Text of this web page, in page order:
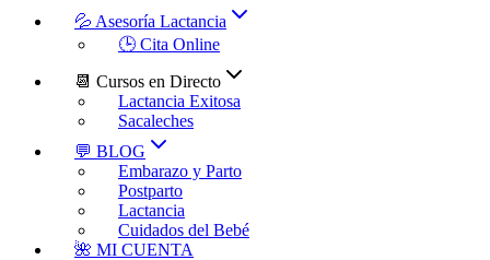
💦 Asesoría Lactancia
🕒 Cita Online
📆 Cursos en Directo
Lactancia Exitosa
Sacaleches
💬 BLOG
Embarazo y Parto
Postparto
Lactancia
Cuidados del Bebé
🌺 MI CUENTA